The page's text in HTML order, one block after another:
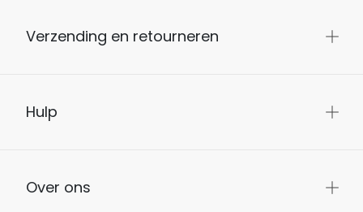
Verzending en retourneren
Hulp
Over ons